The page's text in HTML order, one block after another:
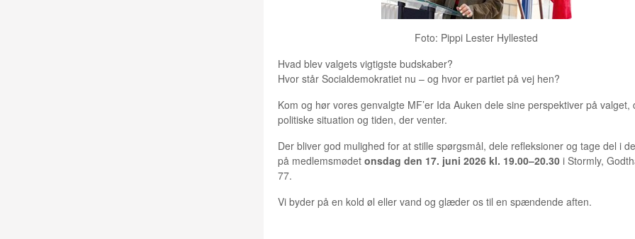
Foto: Pippi Lester Hyllested
Hvad blev valgets vigtigste budskaber?
Hvor står Socialdemokratiet nu – og hvor er partiet på vej hen?
Kom og hør vores genvalgte MF’er Ida Auken dele sine perspektiver på valget,
politiske situation og tiden, der venter.
Der bliver god mulighed for at stille spørgsmål, dele refleksioner og tage del i
på medlemsmødet onsdag den 17. juni 2026 kl. 19.00–20.30 i Stormly,
77.
Vi byder på en kold øl eller vand og glæder os til en spændende aften.